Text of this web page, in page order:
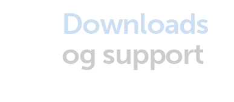
Downloads
og support